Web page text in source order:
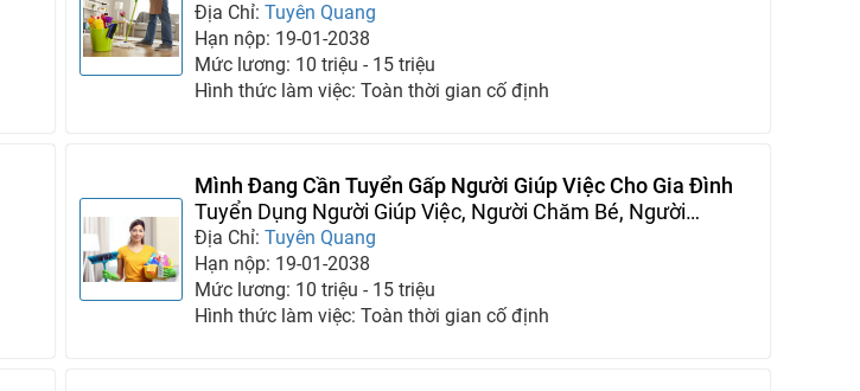
Địa Chỉ: Tuyên Quang
Hạn nộp: 19-01-2038
Mức lương: 10 triệu - 15 triệu
Hình thức làm việc: Toàn thời gian cố định
Mình Đang Cần Tuyển Gấp Người Giúp Việc Cho Gia Đình
Tuyển Dụng Người Giúp Việc, Người Chăm Bé, Người
Chăm Người Già
Địa Chỉ: Tuyên Quang
Hạn nộp: 19-01-2038
Mức lương: 10 triệu - 15 triệu
Hình thức làm việc: Toàn thời gian cố định